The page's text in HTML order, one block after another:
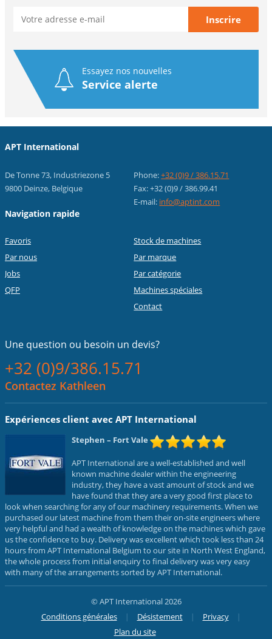
Essayez nos nouvelles
Service alerte
APT International
De Tonne 73, Industriezone 5
9800 Deinze, Belgique
Phone:+32 (0)9 / 386.15.71
Fax: +32 (0)9 / 386.99.41
E-mail: info@aptint.com
Navigation rapide
Favoris
Par nous
Jobs
QFP
Stock de machines
Par marque
Par catégorie
Machines spéciales
Contact
Une question ou besoin un devis?
+32 (0)9/386.15.71
Contactez Kathleen
Expériences client avec APT International
Stephen – Fort Vale
APT International are a well-established and well
known machine dealer within the engineering
industry, they have a vast amount of stock and we
have found that they are a very good first place to
look when searching for any of our machinery requirements. When we
purchased our latest machine from them their on-site engineers where
very helpful and had a wealth of knowledge on the machines which gave
us the confidence to buy. Delivery was excellent which took less than 24
hours from APT International Belgium to our site in North West England,
the whole process from initial enquiry to final delivery was very easy
with many of the arrangements sorted by APT International.
© APT International 2026
Conditions générales
Désistement
Privacy
Plan du site